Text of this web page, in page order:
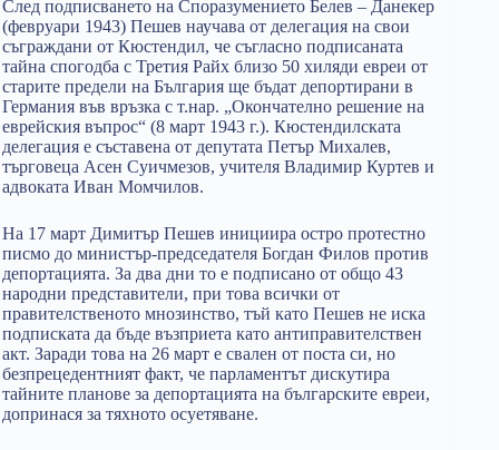
След подписването на Споразумението Белев – Данекер
(февруари 1943) Пешев научава от делегация на свои
съграждани от Кюстендил, че съгласно подписаната
тайна спогодба с Третия Райх близо 50 хиляди евреи от
старите предели на България ще бъдат депортирани в
Германия във връзка с т.нар. „Окончателно решение на
еврейския въпрос“ (8 март 1943 г.). Кюстендилската
делегация е съставена от депутата Петър Михалев,
търговеца Асен Суичмезов, учителя Владимир Куртев и
адвоката Иван Момчилов.
На 17 март Димитър Пешев инициира остро протестно
писмо до министър-председателя Богдан Филов против
депортацията. За два дни то е подписано от общо 43
народни представители, при това всички от
правителственото мнозинство, тъй като Пешев не иска
подписката да бъде възприета като антиправителствен
акт. Заради това на 26 март е свален от поста си, но
безпрецедентният факт, че парламентът дискутира
тайните планове за депортацията на българските евреи,
допринася за тяхното осуетяване.